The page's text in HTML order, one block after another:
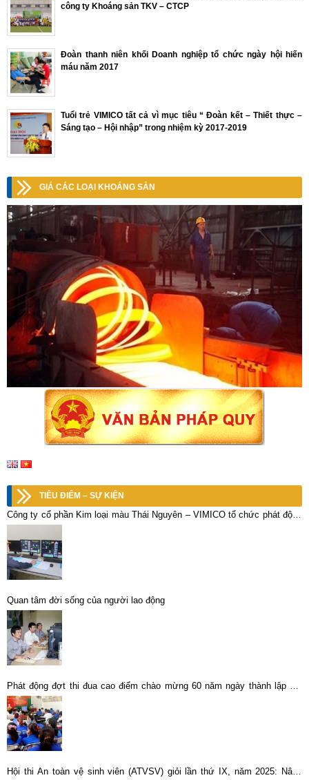
công ty Khoáng sản TKV – CTCP
Đoàn thanh niên khối Doanh nghiệp tổ chức ngày hội hiến
máu năm 2017
Tuổi trẻ VIMICO tất cả vì mục tiêu “ Đoàn kết – Thiết thực –
Sáng tạo – Hội nhập” trong nhiệm kỳ 2017-2019
GIÁ CÁC LOẠI KHOÁNG SẢN
TIÊU ĐIỂM – SỰ KIỆN
Công ty cổ phần Kim loại màu Thái Nguyên – VIMICO tổ chức phát động
đợt thi đua nước rút 90 ngày đêm, phấn đấu hoàn thành kế hoạch XSKD
năm 2022.
Quan tâm đời sống của người lao động
Phát động đợt thi đua cao điểm chào mừng 60 năm ngày thành lập Mỏ
thiếc Tĩnh Túc và 20 năm ngày thành lập Tổng Công ty Khoáng sản
Hội thi An toàn vệ sinh viên (ATVSV) giỏi lần thứ IX, năm 2025: Nâng